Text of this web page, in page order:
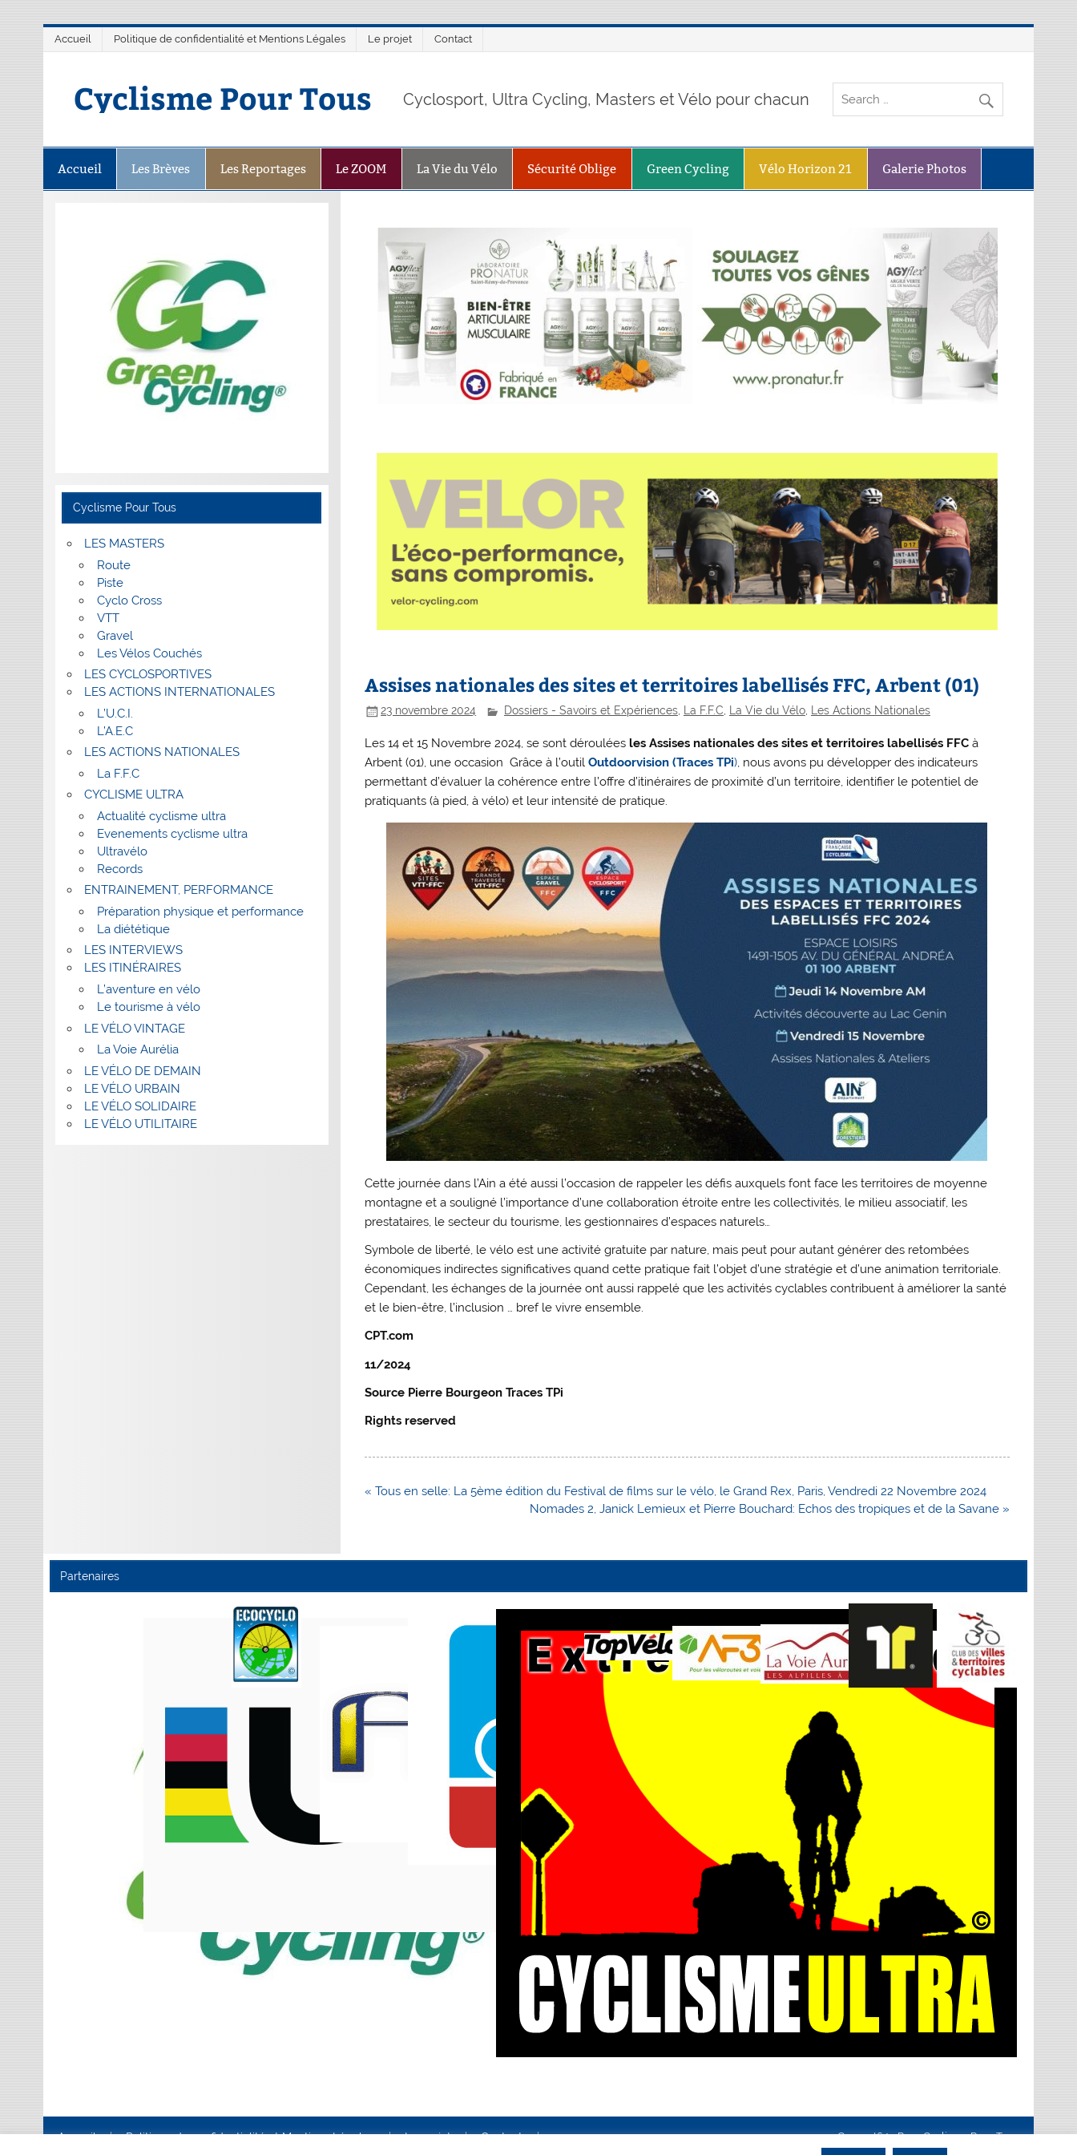
Accueil Politique de confidentialité et Mentions Légales Le projet Contact
Cyclisme Pour Tous Cyclosport, Ultra Cycling, Masters et Vélo pour chacun
Accueil Les Brèves Les Reportages Le ZOOM La Vie du Vélo Sécurité Oblige Green Cycling Vélo Horizon 21 Galerie Photos
Assises nationales des sites et territoires labellisés FFC, Arbent (01)
23 novembre 2024 Dossiers - Savoirs et Expériences, La F.F.C, La Vie du Vélo, Les Actions Nationales
Les 14 et 15 Novembre 2024, se sont déroulées les Assises nationales des sites et territoires labellisés FFC à
Arbent (01), une occasion Grâce à l’outilOutdoorvision (Traces TPi), nous avons pu développer des indicateurs
permettant d’évaluer la cohérence entre l’offre d’itinéraires de proximité d’un territoire, identifier le potentiel de
pratiquants (à pied, à vélo) et leur intensité de pratique.
Cette journée dans l’Ain a été aussi l’occasion de rappeler les défis auxquels font face les territoires de moyenne
montagne et a souligné l’importance d’une collaboration étroite entre les collectivités, le milieu associatif, les
prestataires, le secteur du tourisme, les gestionnaires d’espaces naturels…
Symbole de liberté, le vélo est une activité gratuite par nature, mais peut pour autant générer des retombées
économiques indirectes significatives quand cette pratique fait l’objet d’une stratégie et d’une animation territoriale.
Cependant, les échanges de la journée ont aussi rappelé que les activités cyclables contribuent à améliorer la santé
et le bien-être, l’inclusion … bref le vivre ensemble.
CPT.com
11/2024
Source Pierre Bourgeon Traces TPi
Rights reserved
Navigation
« Tous en selle: La 5ème édition du Festival de films sur le vélo, le Grand Rex, Paris, Vendredi 22 Novembre 2024
Nomades 2, Janick Lemieux et Pierre Bouchard: Echos des tropiques et de la Savane »
Cyclisme Pour Tous
LES MASTERS
Route
Piste
Cyclo Cross
VTT
Gravel
Les Vélos Couchés
LES CYCLOSPORTIVES
LES ACTIONS INTERNATIONALES
L’U.C.I.
L’A.E.C
LES ACTIONS NATIONALES
La F.F.C
CYCLISME ULTRA
Actualité cyclisme ultra
Evenements cyclisme ultra
Ultravélo
Records
ENTRAINEMENT, PERFORMANCE
Préparation physique et performance
La diététique
LES INTERVIEWS
LES ITINÉRAIRES
L’aventure en vélo
Le tourisme à vélo
LE VÉLO VINTAGE
La Voie Aurélia
LE VÉLO DE DEMAIN
LE VÉLO URBAIN
LE VÉLO SOLIDAIRE
LE VÉLO UTILITAIRE
Partenaires
Accueil Politique de confidentialité et Mentions Légales Le projet Contact Creanet64- Pour Cyclisme Pour Tous